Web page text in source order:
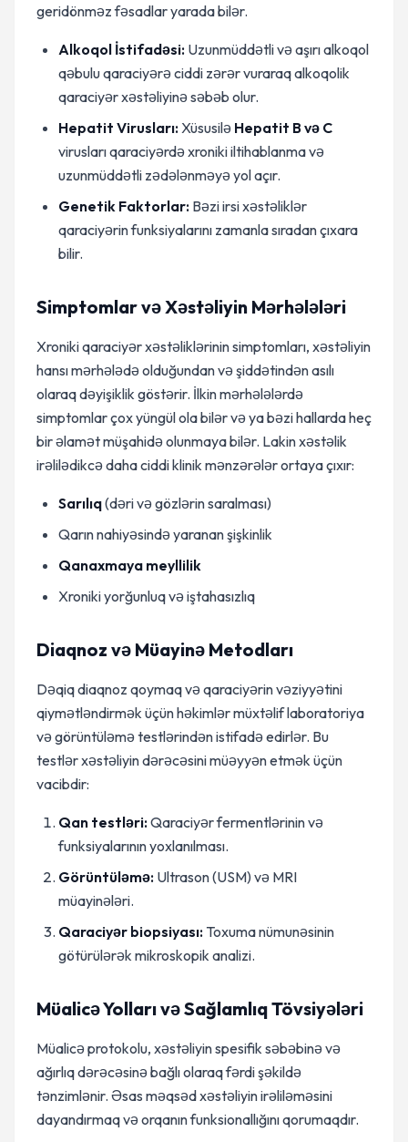
geridönməz fəsadlar yarada bilər.
Alkoqol İstifadəsi: Uzunmüddətli və aşırı alkoqol
qəbulu qaraciyərə ciddi zərər vuraraq alkoqolik
qaraciyər xəstəliyinə səbəb olur.
Hepatit Virusları:Xüsusilə Hepatit B və C
virusları qaraciyərdə xroniki iltihablanma və
uzunmüddətli zədələnməyə yol açır.
Genetik Faktorlar: Bəzi irsi xəstəliklər
qaraciyərin funksiyalarını zamanla sıradan çıxara
bilir.
Simptomlar və Xəstəliyin Mərhələləri
Xroniki qaraciyər xəstəliklərinin simptomları, xəstəliyin
hansı mərhələdə olduğundan və şiddətindən asılı
olaraq dəyişiklik göstərir. İlkin mərhələlərdə
simptomlar çox yüngül ola bilər və ya bəzi hallarda heç
bir əlamət müşahidə olunmaya bilər. Lakin xəstəlik
irəlilədikcə daha ciddi klinik mənzərələr ortaya çıxır:
Sarılıq(dəri və gözlərin saralması)
Qarın nahiyəsində yaranan şişkinlik
Qanaxmaya meyllilik
Xroniki yorğunluq və iştahasızlıq
Diaqnoz və Müayinə Metodları
Dəqiq diaqnoz qoymaq və qaraciyərin vəziyyətini
qiymətləndirmək üçün həkimlər müxtəlif laboratoriya
və görüntüləmə testlərindən istifadə edirlər. Bu
testlər xəstəliyin dərəcəsini müəyyən etmək üçün
vacibdir:
Qan testləri:Qaraciyər fermentlərinin və
funksiyalarının yoxlanılması.
Görüntüləmə: Ultrason (USM) və MRI
müayinələri.
Qaraciyər biopsiyası: Toxuma nümunəsinin
götürülərək mikroskopik analizi.
Müalicə Yolları və Sağlamlıq Tövsiyələri
Müalicə protokolu, xəstəliyin spesifik səbəbinə və
ağırlıq dərəcəsinə bağlı olaraq fərdi şəkildə
tənzimlənir. Əsas məqsəd xəstəliyin irəliləməsini
dayandırmaq və orqanın funksionallığını qorumaqdır.